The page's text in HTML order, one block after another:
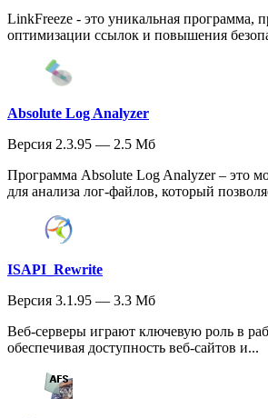
LinkFreeze - это уникальная программа,
оптимизации ссылок и повышения
Absolute Log Analyzer
Версия 2.3.95 — 2.5 Мб
Программа Absolute Log Analyzer – это
для анализа лог-файлов, который
ISAPI_Rewrite
Версия 3.1.95 — 3.3 Мб
Веб-серверы играют ключевую роль в
обеспечивая доступность веб-сайтов и...